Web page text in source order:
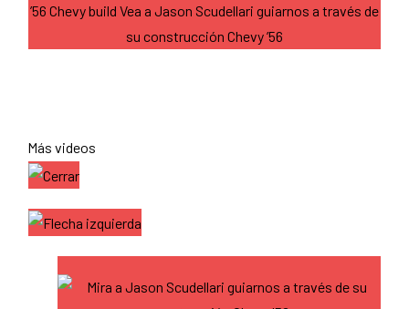
’56 Chevy build Vea a Jason Scudellari guiarnos a través de
su construcción Chevy ’56
Más videos